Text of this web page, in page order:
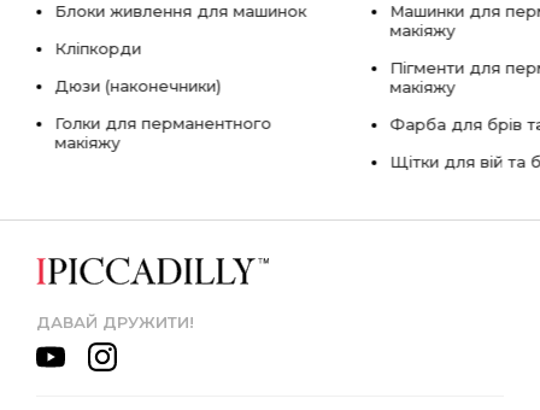
Блоки живлення для машинок
Кліпкорди
Дюзи (наконечники)
Голки для перманентного
макіяжу
Машинки для
макіяжу
Пігменти для
макіяжу
Фарба для брів
Щітки для вій та
ДАВАЙ ДРУЖИТИ!